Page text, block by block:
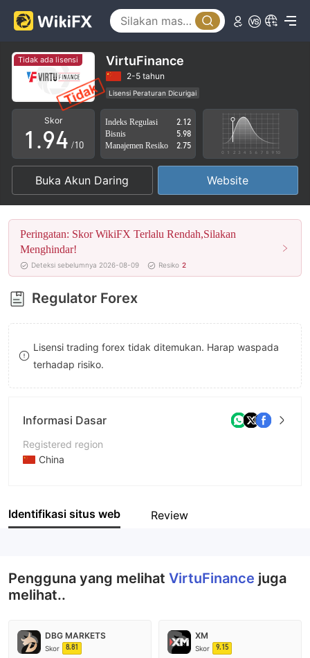
Tidak ada lisensi VirtuFinance
2-5 tahun
Lisensi Peraturan Dicurigai
Lingkup Bisnis Mencurigakan
Potensi risiko tinggi
Skor
0
1
2
3
4
5
6
7
8
9
.
5
6
7
8
9
0
1
2
3
4
5
6
7
8
9
/10
Indeks Regulasi
2.12
Bisnis
5.98
Manajemen Resiko
2.75
Buka Akun Daring Website
Peringatan: Skor WikiFX Terlalu Rendah,Silakan
Menghindar!
Deteksi sebelumnya 2026-08-09 Resiko 2
Regulator Forex
Lisensi trading forex tidak ditemukan. Harap waspada
terhadap risiko.
Informasi Dasar
Registered region
China
Nama perusahaan
Identifikasi situs web Review
Pengguna yang melihat VirtuFinance juga
melihat..
DBG MARKETS
Skor 8.81
XM
Skor 9.15